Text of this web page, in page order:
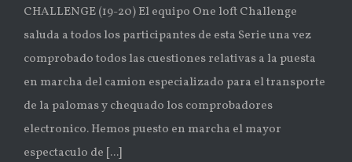
CHALLENGE (19-20) El equipo One loft Challenge
saluda a todos los participantes de esta Serie una vez
comprobado todos las cuestiones relativas a la puesta
en marcha del camion especializado para el transporte
de la palomas y chequado los comprobadores
electronico. Hemos puesto en marcha el mayor
espectaculo de [...]